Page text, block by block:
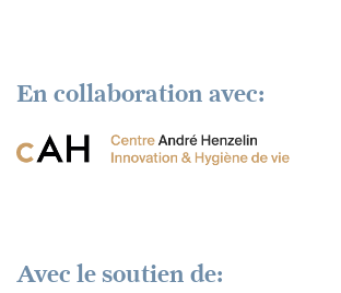
En collaboration avec:
Avec le soutien de: